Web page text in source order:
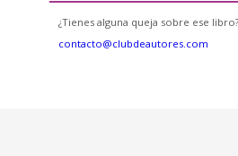
¿Tienes alguna queja sobre ese
contacto@clubdeautores.com